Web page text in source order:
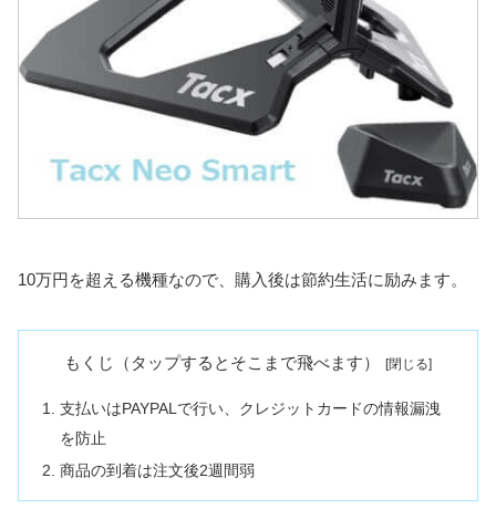
10万円を超える機種なので、購入後は節約生活に励みます。
もくじ（タップするとそこまで飛べます）
支払いはPAYPALで行い、クレジットカードの情報漏洩
を防止
商品の到着は注文後2週間弱